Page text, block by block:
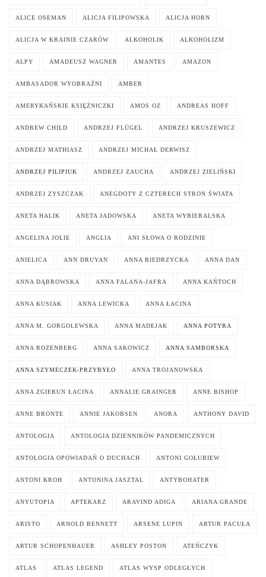
ALICE OSEMAN ALICJA FILIPOWSKA ALICJA HORN
ALICJA W KRAINIE CZARÓW ALKOHOLIK ALKOHOLIZM
ALPY AMADEUSZ WAGNER AMANTES AMAZON
AMBASADOR WYOBRAŹNI AMBER
AMERYKAŃSKIE KSIĘŻNICZKI AMOS OZ ANDREAS HOFF
ANDREW CHILD ANDRZEJ FLÜGEL ANDRZEJ KRUSZEWICZ
ANDRZEJ MATHIASZ ANDRZEJ MICHAŁ DERWISZ
ANDRZEJ PILIPIUK ANDRZEJ ZAUCHA ANDRZEJ ZIELIŃSKI
ANDRZEJ ZYSZCZAK ANEGDOTY Z CZTERECH STRON ŚWIATA
ANETA HALIK ANETA JADOWSKA ANETA WYBIERALSKA
ANGELINA JOLIE ANGLIA ANI SŁOWA O RODZINIE
ANIELICA ANN DRUYAN ANNA BIEDRZYCKA ANNA DAN
ANNA DĄBROWSKA ANNA FALANA-JAFRA ANNA KAŃTOCH
ANNA KUSIAK ANNA LEWICKA ANNA ŁACINA
ANNA M. GORGOLEWSKA ANNA MADEJAK ANNA POTYRA
ANNA ROZENBERG ANNA SAKOWICZ ANNA SAMBORSKA
ANNA SZYMECZEK-PRZYBYŁO ANNA TROJANOWSKA
ANNA ZGIERUN ŁACINA ANNALIE GRAINGER ANNE BISHOP
ANNE BRONTE ANNIE JAKOBSEN ANORA ANTHONY DAVID
ANTOLOGIA ANTOLOGIA DZIENNIKÓW PANDEMICZNYCH
ANTOLOGIA OPOWIADAŃ O DUCHACH ANTONI GOŁUBIEW
ANTONI KROH ANTONINA JASZTAL ANTYBOHATER
ANYUTOPIA APTEKARZ ARAVIND ADIGA ARIANA GRANDE
ARISTO ARNOLD BENNETT ARSENE LUPIN ARTUR PACUŁA
ARTUR SCHOPENHAUER ASHLEY POSTON ATEŃCZYK
ATLAS ATLAS LEGEND ATLAS WYSP ODLEGŁYCH